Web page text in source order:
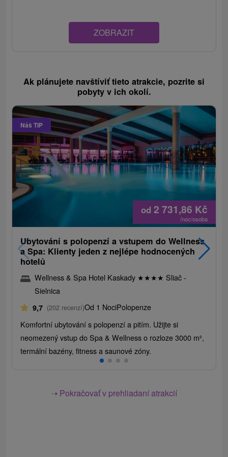
ZOBRAZIT
Ak plánujete navštíviť tieto atrakcie, pozrite si
pobyty v ich okolí.
Náš TIP
od 2 731,86 Kč
/noc/osoba
Ubytování s polopenzí a vstupem do Wellness
a Spa: Klienty jeden z nejlépe hodnocených
hotelů
Wellness & Spa Hotel Kaskady ★★★★ Sliač -
Sielnica
9,7 (202 recenzí)Od 1 NociPolopenze
Komfortní ubytování s polopenzí a pitím. Užijte si
neomezený vstup do Spa & Wellness o rozloze 3000 m²,
termální bazény, fitness a saunové zóny.
➝ Pokračovať v prehliadaní atrakcií